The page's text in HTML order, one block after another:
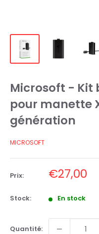
Microsoft - Kit
pour manette
génération
MICROSOFT
Prix: Prix
réduit
€27,00
Stock: En stock
Quantité: